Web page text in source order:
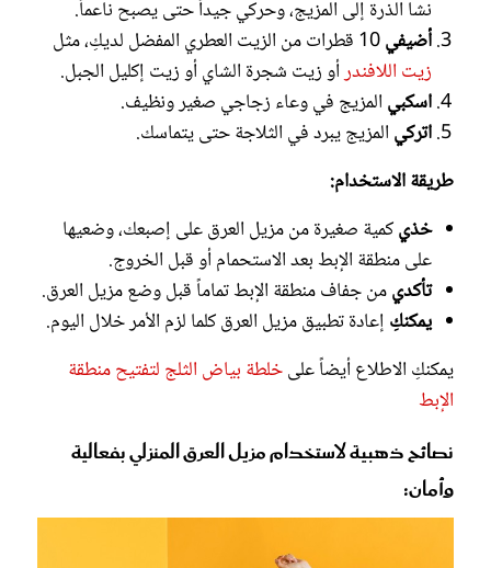
نشا الذرة إلى المزيج، وحركي جيداً حتى يصبح ناعماً.
أضيفي
زيت اللافندرأو زيت شجرة الشاي أو زيت إكليل الجبل.
اسكبي المزيج في وعاء زجاجي صغير ونظيف.
اتركي المزيج يبرد في الثلاجة حتى يتماسك.
طريقة الاستخدام:
خذيكمية صغيرة من مزيل العرق على إصبعك، وضعيها
على منطقة الإبط بعد الاستحمام أو قبل الخروج.
تأكديمن جفاف منطقة الإبط تماماً قبل وضع مزيل العرق.
يمكنكِ إعادة تطبيق مزيل العرق كلما لزم الأمر خلال اليوم.
يمكنكِ الاطلاع أيضاً علىخلطة بياض الثلج لتفتيح منطقة
الإبط
نصائح ذهبية لاستخدام مزيل العرق المنزلي بفعالية
وأمان: